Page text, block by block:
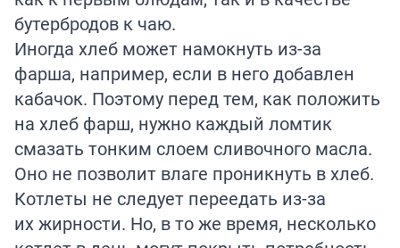
бутербродов к чаю.
Иногда хлеб может намокнуть из-за
фарша, например, если в него добавлен
кабачок. Поэтому перед тем, как положить
на хлеб фарш, нужно каждый ломтик
смазать тонким слоем сливочного масла.
Оно не позволит влаге проникнуть в хлеб.
Котлеты не следует переедать из-за
их жирности. Но, в то же время, несколько